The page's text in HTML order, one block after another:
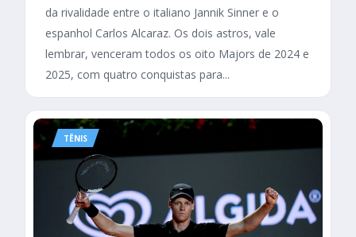
da rivalidade entre o italiano Jannik Sinner e o
espanhol Carlos Alcaraz. Os dois astros, vale
lembrar, venceram todos os oito Majors de 2024 e
2025, com quatro conquistas para...
TÊNIS